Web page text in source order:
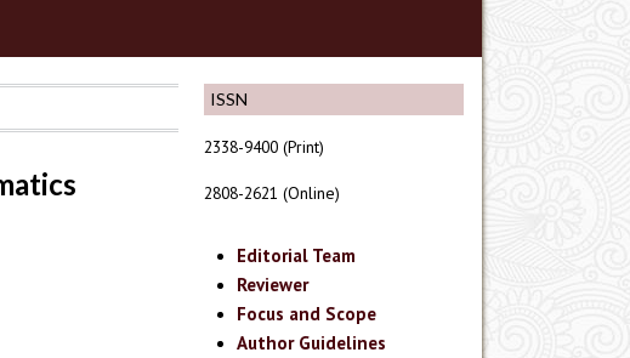
ISSN
2338-9400 (Print)
2808-2621 (Online)
Editorial Team
Reviewer
Focus and Scope
Author Guidelines